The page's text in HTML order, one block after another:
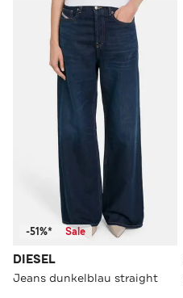
-51%* Sale
DIESEL
Jeans dunkelblau straight